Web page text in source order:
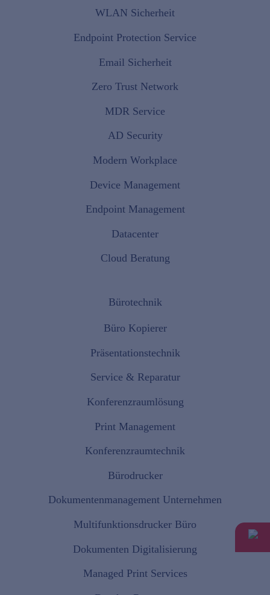
WLAN Sicherheit
Endpoint Protection Service
Email Sicherheit
Zero Trust Network
MDR Service
AD Security
Modern Workplace
Device Management
Endpoint Management
Datacenter
Cloud Beratung
Bürotechnik
Büro Kopierer
Präsentationstechnik
Service & Reparatur
Konferenzraumlösung
Print Management
Konferenzraumtechnik
Bürodrucker
Dokumentenmanagement Unternehmen
Multifunktionsdrucker Büro
Dokumenten Digitalisierung
Managed Print Services